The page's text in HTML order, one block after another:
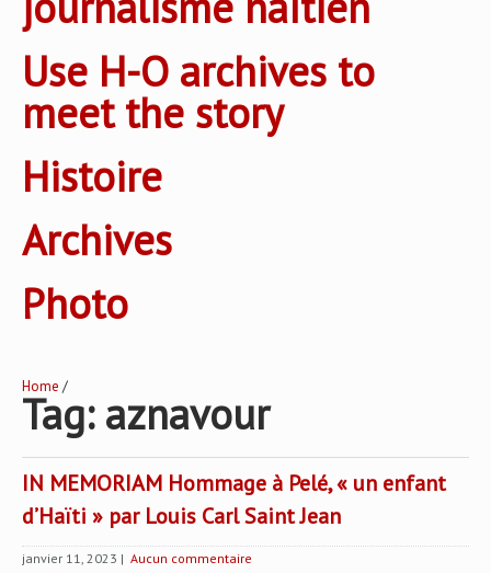
Use H-O archives to
meet the story
Histoire
Archives
Photo
Home /
Tag: aznavour
IN MEMORIAM Hommage à Pelé, « un enfant
d’Haïti » par Louis Carl Saint Jean
janvier 11, 2023 | Aucun commentaire